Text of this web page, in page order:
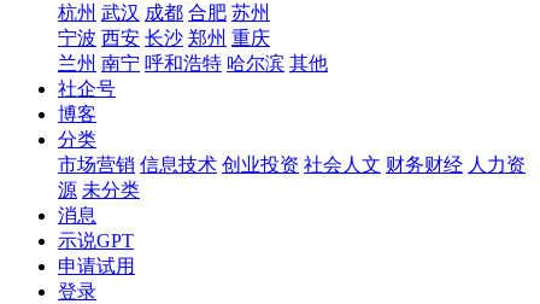
杭州 武汉 成都 合肥 苏州
宁波 西安 长沙 郑州 重庆
兰州 南宁 呼和浩特 哈尔滨 其他
社企号
博客
分类
市场营销 信息技术 创业投资 社会人文 财务财经 人力资
源 未分类
消息
示说GPT
申请试用
登录